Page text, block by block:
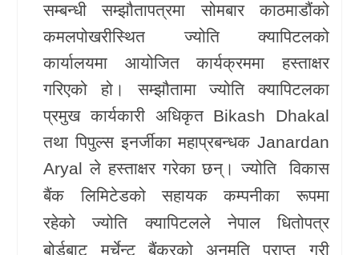
सम्बन्धी सम्झौतापत्रमा सोमबार काठमाडौंको
कमलपोखरीस्थित ज्योति क्यापिटलको
कार्यालयमा आयोजित कार्यक्रममा हस्ताक्षर
गरिएको हो। सम्झौतामा ज्योति क्यापिटलका
प्रमुख कार्यकारी अधिकृत Bikash Dhakal
तथा पिपुल्स इनर्जीका महाप्रबन्धक Janardan
Aryal ले हस्ताक्षर गरेका छन्।ज्योति विकास
बैंक लिमिटेडको सहायक कम्पनीका रूपमा
रहेको ज्योति क्यापिटलले नेपाल धितोपत्र
बोर्डबाट मर्चेन्ट बैंकरको अनुमति प्राप्त गरी